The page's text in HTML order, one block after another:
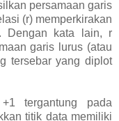
persamaan garis
(r) memperkirakan
Dengan kata lain, r
garis lurus (atau
tersebar yang diplot
tergantung pada
titik data memiliki